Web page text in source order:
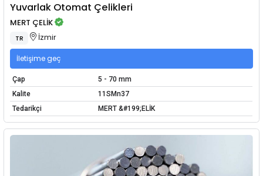
Yuvarlak Otomat Çelikleri
MERT ÇELİK
TR İzmir
İletişime geç
Çap
5 - 70 mm
Kalite
11SMn37
Tedarikçi
MERT &#199;ELİK